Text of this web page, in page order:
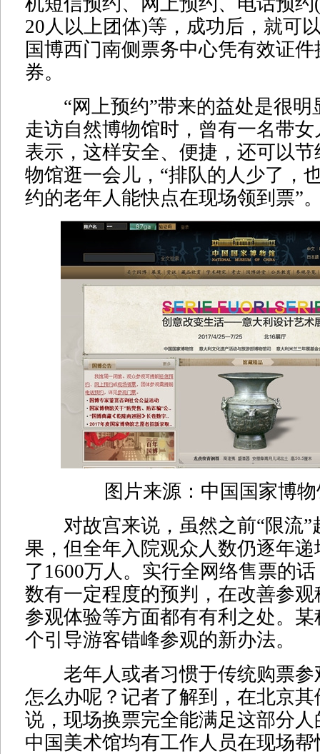
20人以上团体)等，成功后，就可
国博西门南侧票务中心凭有效证
券。
“网上预约”带来的益处是很明
走访自然博物馆时，曾有一名带
表示，这样安全、便捷，还可以
物馆逛一会儿，“排队的人少了，
约的老年人能快点在现场领到票”
图片来源：中国国家博物
对故宫来说，虽然之前“限流”
果，但全年入院观众人数仍逐年递
了1600万人。实行全网络售票的
数有一定程度的预判，在改善参
参观体验等方面都有有利之处。
个引导游客错峰参观的新办法。
老年人或者习惯于传统购票参
怎么办呢？记者了解到，在北京
说，现场换票完全能满足这部分
中国美术馆均有工作人员在现场